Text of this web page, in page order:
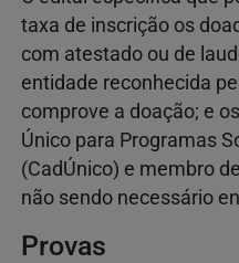
taxa de inscrição os
com atestado ou de
entidade reconhecida
comprove a doação; e
Único para Programas
(CadÚnico) e membro
não sendo necessário
Provas